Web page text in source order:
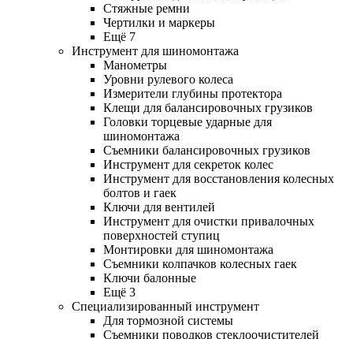
Стяжные ремни
Чертилки и маркеры
Ещё 7
Инструмент для шиномонтажа
Манометры
Уровни рулевого колеса
Измерители глубины протектора
Клещи для балансировочных грузиков
Головки торцевые ударные для
шиномонтажа
Съемники балансировочных грузиков
Инструмент для секреток колес
Инструмент для восстановления колесных
болтов и гаек
Ключи для вентилей
Инструмент для очистки привалочных
поверхностей ступиц
Монтировки для шиномонтажа
Съемники колпачков колесных гаек
Ключи балонные
Ещё 3
Специализированный инструмент
Для тормозной системы
Съемники поводков стеклоочистителей